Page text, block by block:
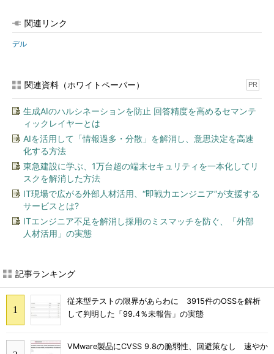
関連リンク
デル
関連資料（ホワイトペーパー） PR
生成AIのハルシネーションを防止 回答精度を高めるセマンテ
ィックレイヤーとは
AIを活用して「情報過多・分散」を解消し、意思決定を高速
化する方法
東急建設に学ぶ、1万台超の端末セキュリティを一本化してリ
スクを解消した方法
IT現場で広がる外部人材活用、“即戦力エンジニア”が支援する
サービスとは?
ITエンジニア不足を解消し採用のミスマッチを防ぐ、「外部
人材活用」の実態
記事ランキング
従来型テストの限界があらわに 3915件のOSSを解析
して判明した「99.4％未報告」の実態
VMware製品にCVSS 9.8の脆弱性、回避策なし 速やか